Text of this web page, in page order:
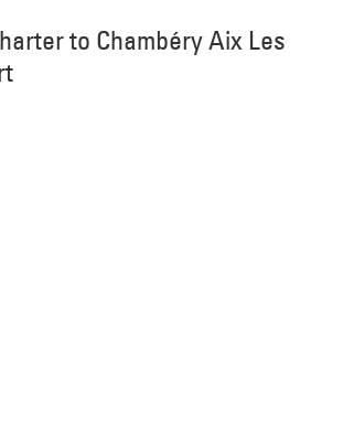
to Chambéry Aix Les